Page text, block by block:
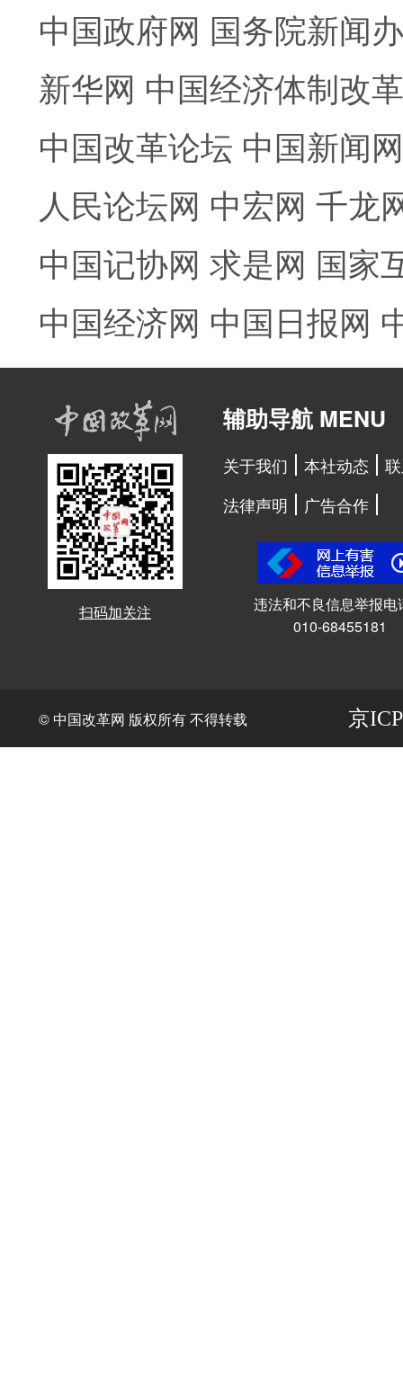
中国政府网 国务院新闻
新华网 中国经济体制改
中国改革论坛 中国新闻网
人民论坛网 中宏网 千龙
中国记协网 求是网 国家
中国经济网 中国日报网
扫码加关注
辅助导航 MENU
关于我们 本社动态
法律声明
广告合作
违法和不良信息举报电
010-68455181
© 中国改革网 版权所有 不得转载 京